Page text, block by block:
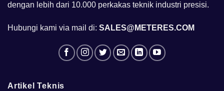
dengan lebih dari 10.000 perkakas teknik industri presisi.
Hubungi kami via mail di: SALES@METERES.COM
Artikel Teknis